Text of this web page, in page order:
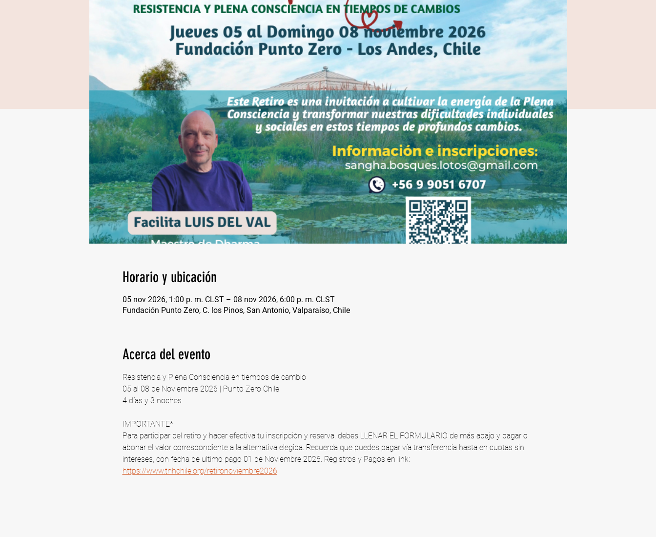
Horario y ubicación
05 nov 2026, 1:00 p. m. CLST – 08 nov 2026, 6:00 p. m. CLST
Fundación Punto Zero, C. los Pinos, San Antonio, Valparaíso, Chile
Acerca del evento
Resistencia y Plena Consciencia en tiempos de cambio
05 al 08 de Noviembre 2026 | Punto Zero Chile​
4 días y 3 noches
IMPORTANTE*
Para participar del retiro y hacer efectiva tu inscripción y reserva, debes LLENAR EL FORMULARIO de más abajo y pagar o
abonar el valor correspondiente a la alternativa elegida. Recuerda que puedes pagar vía transferencia hasta en cuotas sin
intereses, con fecha de ultimo pago 01 de Noviembre 2026​. Registros y Pagos en link:
https://www.tnhchile.org/retironoviembre2026